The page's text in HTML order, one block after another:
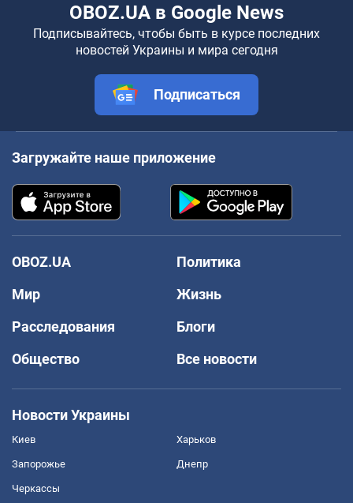
OBOZ.UA в Google News
Подписывайтесь, чтобы быть в курсе последних
новостей Украины и мира сегодня
Подписаться
Загружайте наше приложение
OBOZ.UA
Политика
Мир
Жизнь
Расследования
Блоги
Общество
Все новости
Новости Украины
Киев Харьков
Запорожье Днепр
Черкассы